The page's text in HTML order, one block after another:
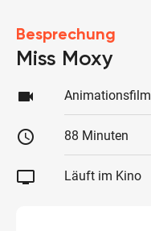
Besprechung
Miss Moxy
videocam Animationsfilm
schedule 88 Minuten
tv Läuft im Kino